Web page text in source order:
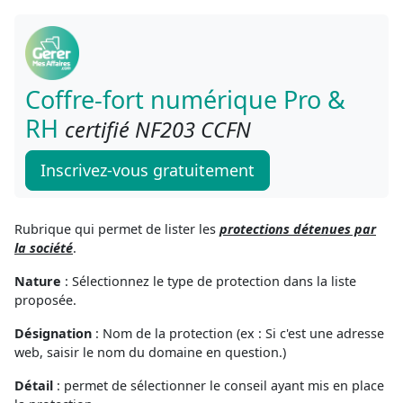
Coffre-fort numérique Pro &
RH certifié NF203 CCFN
Inscrivez-vous gratuitement
Rubrique qui permet de lister les protections détenues par
la société.
Nature : Sélectionnez le type de protection dans la liste
proposée.
Désignation : Nom de la protection (ex : Si c'est une adresse
web, saisir le nom du domaine en question.)
Détail : permet de sélectionner le conseil ayant mis en place